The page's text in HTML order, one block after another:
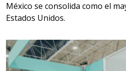
Aplicar al
Empresa en Jalisco
Requiere:
México se consolida como el
Estados Unidos.